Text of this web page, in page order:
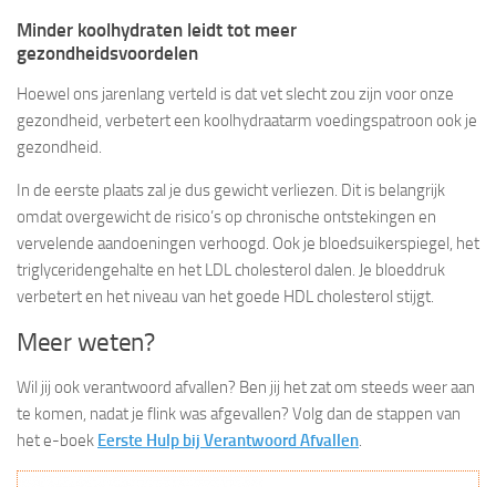
Minder koolhydraten leidt tot meer
gezondheidsvoordelen
Hoewel ons jarenlang verteld is dat vet slecht zou zijn voor onze
gezondheid, verbetert een koolhydraatarm voedingspatroon ook je
gezondheid.
In de eerste plaats zal je dus gewicht verliezen. Dit is belangrijk
omdat overgewicht de risico’s op chronische ontstekingen en
vervelende aandoeningen verhoogd. Ook je bloedsuikerspiegel, het
triglyceridengehalte en het LDL cholesterol dalen. Je bloeddruk
verbetert en het niveau van het goede HDL cholesterol stijgt.
Meer weten?
Wil jij ook verantwoord afvallen? Ben jij het zat om steeds weer aan
te komen, nadat je flink was afgevallen? Volg dan de stappen van
het e-boek Eerste Hulp bij Verantwoord Afvallen.